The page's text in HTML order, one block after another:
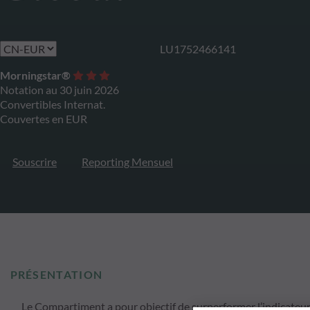
LU1752466141
Morningstar®
Notation au 30 juin 2026
Convertibles Internat.
Couvertes en EUR
Souscrire Reporting Mensuel
PRÉSENTATION
Le Compartiment a pour objectif de surperformer